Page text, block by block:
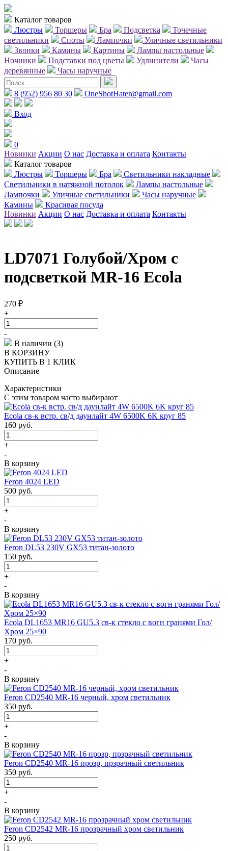
Каталог товаров
Люстры
Торшеры Бра Подсветка
Точечные
светильники
Споты Лампочки
Уличные светильники
Звонки
Камины Картины
Лампы настольные
Ночники
Подставки под цветы Удлинители
Часы
деревянные
Часы наручные
8 (952) 956 80 30 OneShotHater@gmail.com
Вход
0
Новинки Акции О нас Доставка и оплата Контакты
Каталог товаров
Люстры
Торшеры Бра
Светильники накладные
Светильники в натяжной потолок
Лампы настольные
Лампочки
Уличные светильники
Часы наручные
Камины
Красивая посуда
Новинки Акции О нас Доставка и оплата Контакты
LD7071 Голубой/Хром с
подсветкой MR-16 Ecola
270 ₽
+
-
В наличии (3)
В КОРЗИНУ
КУПИТЬ В 1 КЛИК
Описание
Характеристики
С этим товаром часто выбирают
Ecola св-к встр. св/д даунлайт 4W 6500K 6K круг 85
160 руб.
+
-
В корзину
Feron 4024 LED
500 руб.
+
-
В корзину
Feron DL53 230V GX53 титан-золото
150 руб.
+
-
В корзину
Ecola DL1653 MR16 GU5.3 св-к стекло с вогн гранями Гол/
Хром 25×90
170 руб.
+
-
В корзину
Feron CD2540 MR-16 черный, хром светильник
350 руб.
+
-
В корзину
Feron CD2540 MR-16 прозр, прзрачный светильник
350 руб.
+
-
В корзину
Feron CD2542 MR-16 прозрачный хром светильник
250 руб.